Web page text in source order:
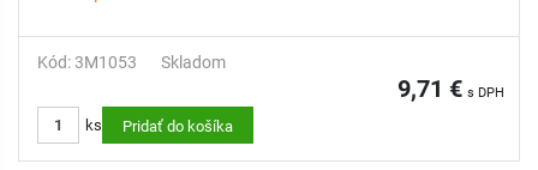
Kód: 3M1053 Skladom
9,71 € s DPH
ks Pridať do košíka